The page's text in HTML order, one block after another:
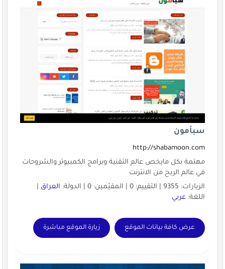
سبأمون
http://shabamoon.com
مهتمة بكل مايخص عالم التقنية وبرامج الكمبيوتر والشروحات
في عالم الربح من الانترنت
الزيارات: 9355 | التقييم: 0 | المقيّمين: 0 | الدولة:
العراق|
اللغة: عربي
عرض كافة بيانات الموقع زيارة الموقع مباشرة